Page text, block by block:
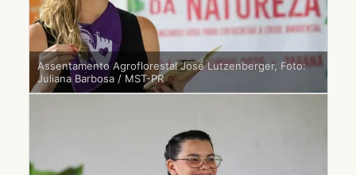
Assentamento Agroflorestal José Lutzenberger, Foto:
Juliana Barbosa / MST-PR